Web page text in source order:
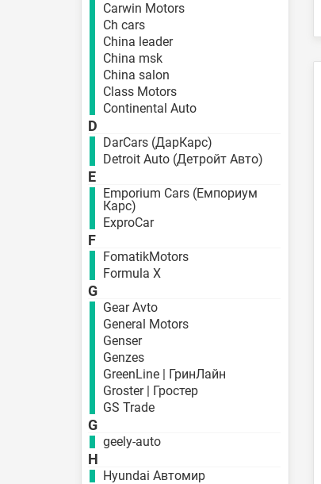
Carwin Motors
Ch cars
China leader
China msk
China salon
Class Motors
Continental Auto
D
DarCars (ДарКарс)
Detroit Auto (Детройт Авто)
E
Emporium Cars (Емпориум
Карс)
ExproCar
F
FomatikMotors
Formula X
G
Gear Avto
General Motors
Genser
Genzes
GreenLine | ГринЛайн
Groster | Гростер
GS Trade
G
geely-auto
H
Hyundai Автомир